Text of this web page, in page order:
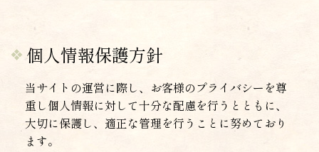
個人情報保護方針
当サイトの運営に際し、お客様のプライバシーを尊
重し個人情報に対して十分な配慮を行うとともに、
大切に保護し、適正な管理を行うことに努めており
ます。